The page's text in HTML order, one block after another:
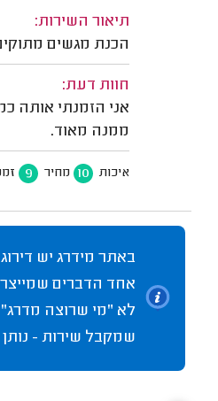
תיאור השירות:
הכנת מגשים מתוקים עבור 6
חוות דעת:
אני הזמנתי אותה
ממנה מאוד.
איכות 10 מחיר 9
באתר מידרג יש
אחד הדברים
לא "מי שרוצה
שמקבל שירות - נותן